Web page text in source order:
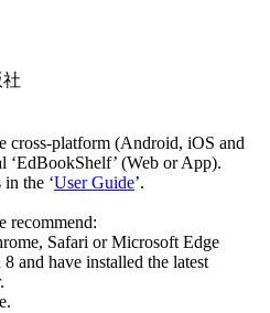
cross-platform (Android, iOS and
‘EdBookShelf’ (Web or App).
the ‘User Guide’.
recommend:
Safari or Microsoft Edge
and have installed the latest